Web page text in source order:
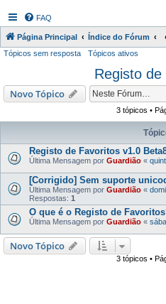
FAQ
Página Principal Índice do Fórum
Tópicos sem resposta Tópicos ativos
Registo
Novo Tópico
3 tópicos •
Registo de Favoritos v1.0
Última Mensagem por Guardião «
[Corrigido] Sem suporte
Última Mensagem por Guardião «
Respostas: 1
O que é o Registo de
Última Mensagem por Guardião «
Novo Tópico
3 tópicos •